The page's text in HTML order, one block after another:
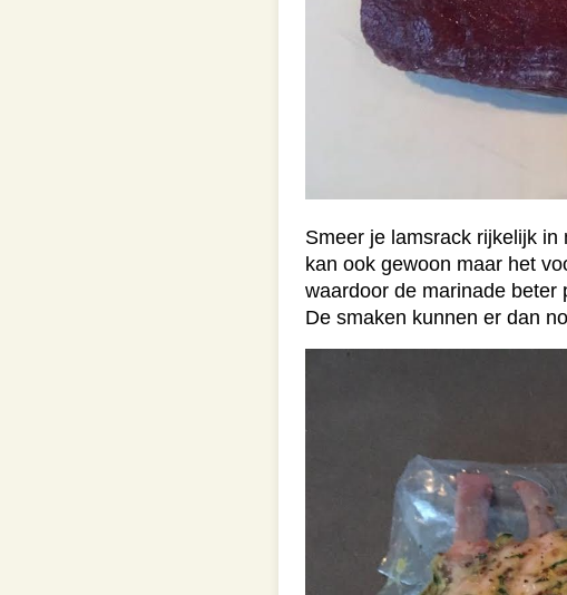
Smeer je lamsrack rijkelijk
kan ook gewoon maar het
waardoor de marinade beter
De smaken kunnen er dan